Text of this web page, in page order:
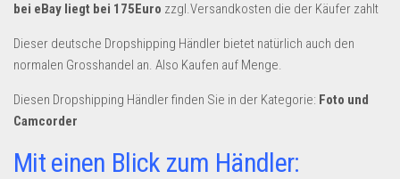
bei eBay liegt bei 175Euro zzgl.Versandkosten die der Käufer zahlt
Dieser deutsche Dropshipping Händler bietet natürlich auch den
normalen Grosshandel an. Also Kaufen auf Menge.
Diesen Dropshipping Händler finden Sie in der Kategorie: Foto und
Camcorder
Mit einen Blick zum Händler: